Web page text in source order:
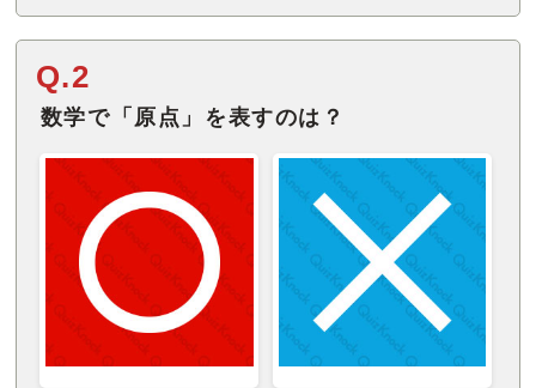
Q.2
数学で「原点」を表すのは？